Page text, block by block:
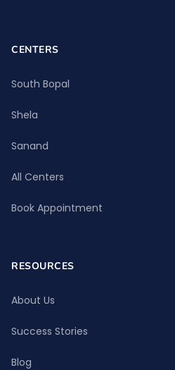
CENTERS
South Bopal
Shela
Sanand
All Centers
Book Appointment
RESOURCES
About Us
Success Stories
Blog